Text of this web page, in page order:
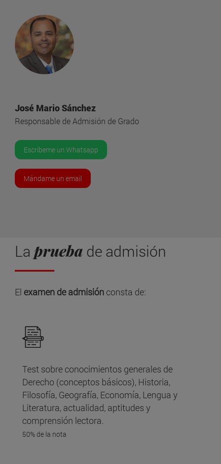
José Mario Sánchez
Responsable de Admisión de Grado
Escríbeme un Whatsapp
Mándame un email
La prueba de admisión
El examen de admisión consta de:
Test sobre conocimientos generales de
Derecho (conceptos básicos), Historia,
Filosofía, Geografía, Economía, Lengua y
Literatura, actualidad, aptitudes y
comprensión lectora.
50% de la nota